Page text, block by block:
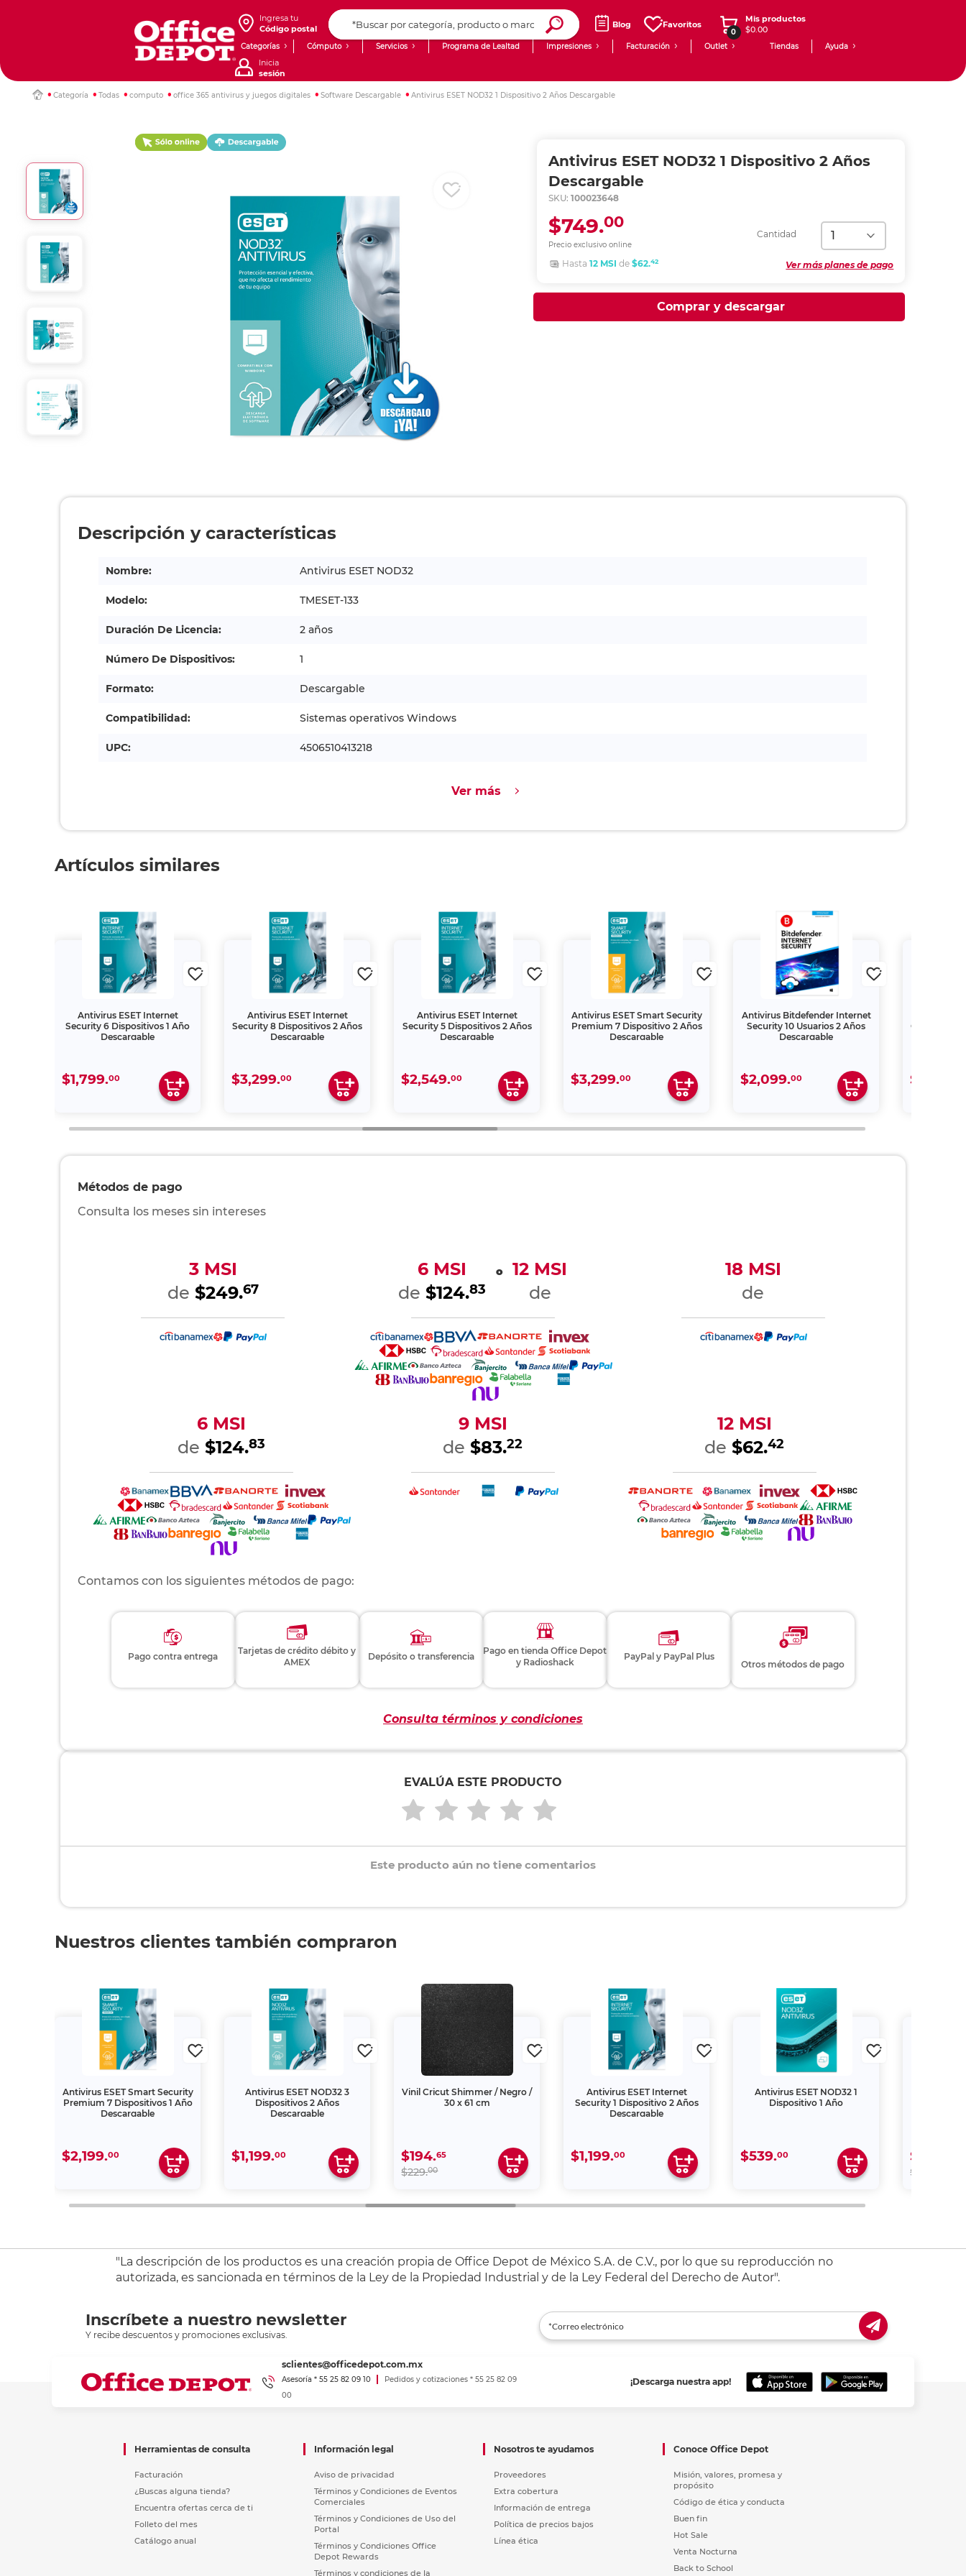
Ingresa tu
Código postal
Blog Favoritos
0
Mis productos
$0.00
Categorías Cómputo Servicios Programa de Lealtad Impresiones Facturación Outlet Tiendas Ayuda
Inicia
sesión
Categoría Todas computo office 365 antivirus y juegos digitales Software Descargable Antivirus ESET NOD32 1 Dispositivo 2 Años Descargable
Antivirus ESET NOD32 1 Dispositivo 2 Años
Descargable
SKU: 100023648
Cantidad
Precio exclusivo online
$749.00
Ver más planes de pago
Hasta 12 MSI de $62.42
Comprar y descargar
Descripción y características
Nombre: Antivirus ESET NOD32
Modelo: TMESET-133
Duración De Licencia: 2 años
Número De Dispositivos: 1
Formato: Descargable
Compatibilidad: Sistemas operativos Windows
UPC: 4506510413218
Ver más
Artículos similares
Antivirus ESET Internet
Security 6 Dispositivos 1 Año
Descargable
$1,799.00
Antivirus ESET Internet
Security 8 Dispositivos 2 Años
Descargable
$3,299.00
Antivirus ESET Internet
Security 5 Dispositivos 2 Años
Descargable
$2,549.00
Antivirus ESET Smart Security
Premium 7 Dispositivo 2 Años
Descargable
$3,299.00
Antivirus Bitdefender Internet
Security 10 Usuarios 2 Años
Descargable
$2,099.00
Office
Métodos de pago
Consulta los meses sin intereses
3 MSI
de $249.67
6 MSI
de $124.83
o
12 MSI
de
18 MSI
de
6 MSI
de $124.83
9 MSI
de $83.22
12 MSI
de $62.42
Contamos con los siguientes métodos de pago:
Pago contra entrega
Tarjetas de crédito débito y
AMEX
Depósito o transferencia
Pago en tienda Office Depot
y Radioshack
PayPal y PayPal Plus
Otros métodos de pago
Consulta términos y condiciones
EVALÚA ESTE PRODUCTO
Este producto aún no tiene comentarios
Nuestros clientes también compraron
Antivirus ESET Smart Security
Premium 7 Dispositivos 1 Año
Descargable
$2,199.00
Antivirus ESET NOD32 3
Dispositivos 2 Años
Descargable
$1,199.00
Vinil Cricut Shimmer / Negro /
30 x 61 cm
$194.65
$229.00
Antivirus ESET Internet
Security 1 Dispositivo 2 Años
Descargable
$1,199.00
Antivirus ESET NOD32 1
Dispositivo 1 Año
$539.00 $271.
$319.
"La descripción de los productos es una creación propia de Office Depot de México S.A. de C.V., por lo que su reproducción no
autorizada, es sancionada en términos de la Ley de la Propiedad Industrial y de la Ley Federal del Derecho de Autor".
Inscríbete a nuestro newsletter
Y recibe descuentos y promociones exclusivas.
¡Descarga nuestra app!
sclientes@officedepot.com.mx
Asesoría * 55 25 82 09 10
Pedidos y cotizaciones * 55 25 82 09
00
Herramientas de consulta
Facturación
¿Buscas alguna tienda?
Encuentra ofertas cerca de ti
Folleto del mes
Catálogo anual
Información legal
Aviso de privacidad
Términos y Condiciones de Eventos
Comerciales
Términos y Condiciones de Uso del
Portal
Términos y Condiciones Office
Depot Rewards
Términos y condiciones de la
Nosotros te ayudamos
Proveedores
Extra cobertura
Información de entrega
Política de precios bajos
Línea ética
Conoce Office Depot
Misión, valores, promesa y
propósito
Código de ética y conducta
Buen fin
Hot Sale
Venta Nocturna
Back to School